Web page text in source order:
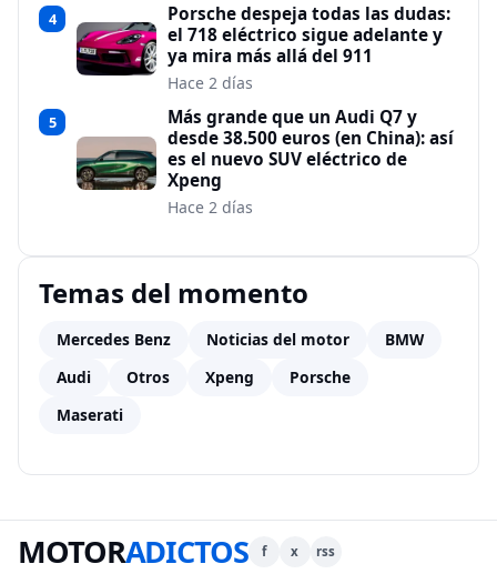
4
Porsche despeja todas las dudas:
el 718 eléctrico sigue adelante y
ya mira más allá del 911
Hace 2 días
5
Más grande que un Audi Q7 y
desde 38.500 euros (en China): así
es el nuevo SUV eléctrico de
Xpeng
Hace 2 días
Temas del momento
Mercedes Benz Noticias del motor
BMW
Audi
Otros Xpeng
Porsche
Maserati
MOTORADICTOS f x rss